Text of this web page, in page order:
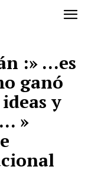
:» …es
ganó
y
»